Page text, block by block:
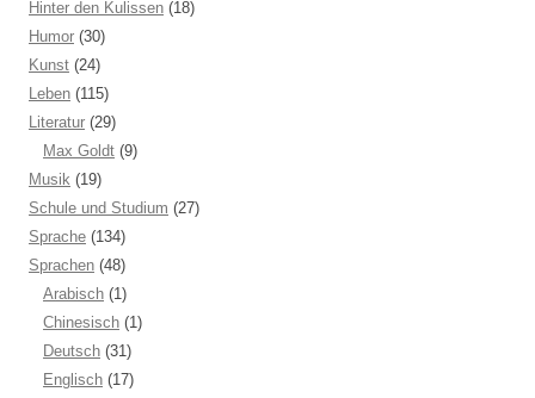
Hinter den Kulissen (18)
Humor (30)
Kunst (24)
Leben (115)
Literatur (29)
Max Goldt (9)
Musik (19)
Schule und Studium (27)
Sprache (134)
Sprachen (48)
Arabisch (1)
Chinesisch (1)
Deutsch (31)
Englisch (17)